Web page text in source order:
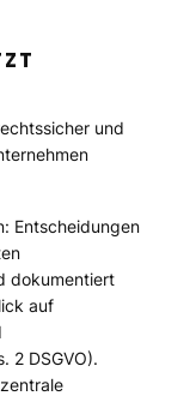
und
Entscheidungen
dokumentiert
auf
2 DSGVO).